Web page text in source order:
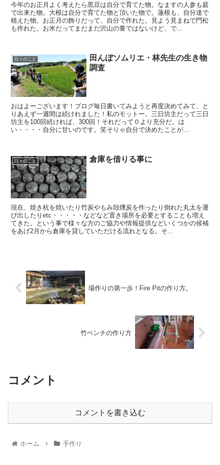
今年のお正月よく考えたら黒豆は自分で育てた物。なますの人参も庭
で出来た物。大根は自分で育てた物と頂いた物で。蓮根も、自分達で
植えた物。お正月の飾りだって、自分で作れた。見よう見まねで門松
も作れた。お米だってまだまだ沢山の量ではないけど、で...
日々のこと
田んぼソムリエ・林先生の生き物
調査
おはよーございます！ブログ毎日書いてみようと再度決めてみて、と
りあえず一週間は続けれました！私のモットー。三日坊主だって三日
坊主を100回続ければ、300回！それだって０より充分だ。は
い・・・・自分に甘いのです。笑そりゃ自分で決めたことが...
日々のこと 倉庫を借りる事に
現在、焼き杭を焼いたり竹炭やもみ殻燻炭を作ったり倒れた丸太を運
び出したりetc・・・・・などなど置き場所を必要とすることも増え
てきた。という事で様々な方のご協力や情報提供などいくつかの候補
をあげ2月から倉庫を貸していただける流れとなる。そ...
場作りの第一歩！Fire Pitの作り方。
竹ベンチの作り方
コメント
コメントを書き込む
ホーム 手作り